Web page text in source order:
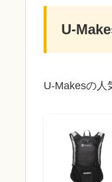
U-
U-Makesの人